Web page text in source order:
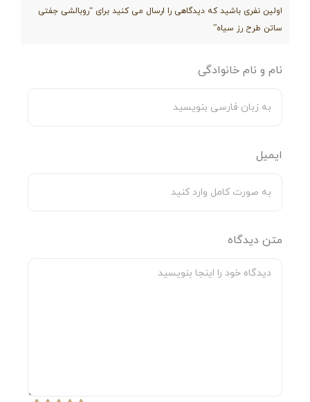
محافظت از مژه‌ها
اکستنشن مژه استفاده می‌کنند یا مژه‌های نازکی دارند
لغزنده این روبالش باعث می‌شود چروک‌های کمتری روی
رطوبت پوست را افزایش می‌دهد.
ابعاد روبالش ساتن:
اولین نفری باشید که دیدگاهی را ارسال می کنید برای “روبالشی جفتی
ساتن طرح رز سیاه”
نام و نام خانوادگی
ایمیل
متن دیدگاه